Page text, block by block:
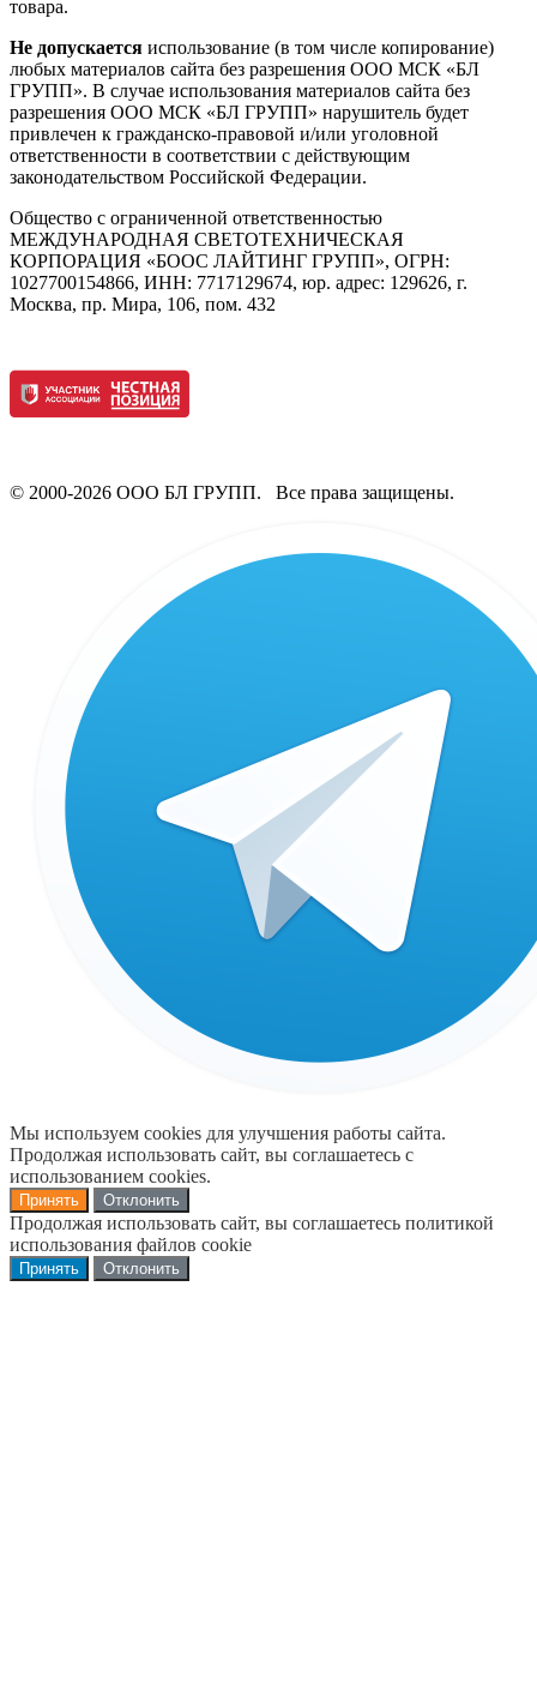
товара.
Не допускается использование (в том числе копирование)
любых материалов сайта без разрешения ООО МСК «БЛ
ГРУПП». В случае использования материалов сайта без
разрешения ООО МСК «БЛ ГРУПП» нарушитель будет
привлечен к гражданско-правовой и/или уголовной
ответственности в соответствии с действующим
законодательством Российской Федерации.
Общество с ограниченной ответственностью
МЕЖДУНАРОДНАЯ СВЕТОТЕХНИЧЕСКАЯ
КОРПОРАЦИЯ «БООС ЛАЙТИНГ ГРУПП», ОГРН:
1027700154866, ИНН: 7717129674, юр. адрес: 129626, г.
Москва, пр. Мира, 106, пом. 432
© 2000-2026 ООО БЛ ГРУПП. Все права защищены.
Мы используем cookies для улучшения работы сайта.
Продолжая использовать сайт, вы соглашаетесь с
использованием cookies.
Принять Отклонить
Продолжая использовать сайт, вы соглашаетесь политикой
использования файлов cookie
Принять Отклонить